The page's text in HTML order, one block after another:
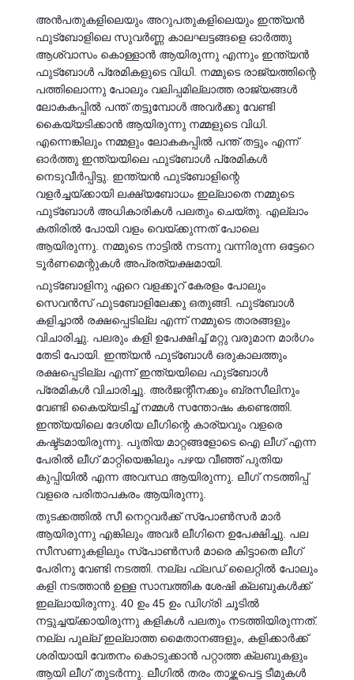
അൻപതുകളിലെയും അറുപതുകളിലെയും ഇന്ത്യൻ
ഫുട്‍ബോളിലെ സുവർണ്ണ കാലഘട്ടങ്ങളെ ഓർത്തു
ആശ്വാസം കൊള്ളാൻ ആയിരുന്നു എന്നും ഇന്ത്യൻ
ഫുട്‍ബോൾ പ്രേമികളുടെ വിധി. നമ്മുടെ രാജ്യത്തിന്റെ
പത്തിലൊന്നു പോലും വലിപ്പമില്ലാത്ത രാജ്യങ്ങൾ
ലോകകപ്പിൽ പന്ത് തട്ടുമ്പോൾ അവർക്കു വേണ്ടി
കൈയ്യടിക്കാൻ ആയിരുന്നു നമ്മളുടെ വിധി.
എന്നെങ്കിലും നമ്മളും ലോകകപ്പിൽ പന്ത് തട്ടും എന്ന്
ഓർത്തു ഇന്ത്യയിലെ ഫുട്‍ബോൾ പ്രേമികൾ
നെടുവീർപ്പിട്ടു. ഇന്ത്യൻ ഫുട്‍ബോളിന്റെ
വളർച്ചയ്ക്കായി ലക്ഷ്യബോധം ഇല്ലാതെ നമ്മുടെ
ഫുട്‍ബോൾ അധികാരികൾ പലതും ചെയ്തു. എല്ലാം
കതിരിൽ പോയി വളം വെയ്ക്കുന്നത് പോലെ
ആയിരുന്നു. നമ്മുടെ നാട്ടിൽ നടന്നു വന്നിരുന്ന ഒട്ടേറെ
ടൂർണമെന്റുകൾ അപ്രത്യക്ഷമായി.
ഫുട്‍ബോളിനു ഏറെ വളക്കൂറ് കേരളം പോലും
സെവൻസ് ഫുടബോളിലേക്കു ഒതുങ്ങി. ഫുട്‍ബോൾ
കളിച്ചാൽ രക്ഷപ്പെടില്ല എന്ന് നമ്മുടെ താരങ്ങളും
വിചാരിച്ചു. പലരും കളി ഉപേക്ഷിച്ച് മറ്റു വരുമാന മാർഗം
തേടി പോയി. ഇന്ത്യൻ ഫുട്‍ബോൾ ഒരുകാലത്തും
രക്ഷപ്പെടില്ല എന്ന് ഇന്ത്യയിലെ ഫുട്‍ബോൾ
പ്രേമികൾ വിചാരിച്ചു. അർജന്റീനക്കും ബ്രസീലിനും
വേണ്ടി കൈയ്യടിച്ച് നമ്മൾ സന്തോഷം കണ്ടെത്തി.
ഇന്ത്യയിലെ ദേശിയ ലീഗിന്റെ കാര്യവും വളരെ
കഷ്ട്ടമായിരുന്നു. പുതിയ മാറ്റങ്ങളോടെ ഐ ലീഗ് എന്ന
പേരിൽ ലീഗ് മാറ്റിയെങ്കിലും പഴയ വീഞ്ഞ് പുതിയ
കുപ്പിയിൽ എന്ന അവസ്ഥ ആയിരുന്നു. ലീഗ് നടത്തിപ്പ്
വളരെ പരിതാപകരം ആയിരുന്നു.
തുടക്കത്തിൽ സീ നെറ്റവർക്ക് സ്പോൺസർ മാർ
ആയിരുന്നു എങ്കിലും അവർ ലീഗിനെ ഉപേക്ഷിച്ചു. പല
സീസണുകളിലും സ്പോൺസർ മാരെ കിട്ടാതെ ലീഗ്
പേരിനു വേണ്ടി നടത്തി. നല്ല ഫ്ലഡ് ലൈറ്റിൽ പോലും
കളി നടത്താൻ ഉള്ള സാമ്പത്തിക ശേഷി ക്ലബുകൾക്ക്
ഇല്ലായിരുന്നു. 40 ഉം 45 ഉം ഡിഗ്രി ചൂടിൽ
നട്ടുച്ചയ്ക്കായിരുന്നു കളികൾ പലതും നടത്തിയിരുന്നത്.
നല്ല പുല്ല് ഇല്ലാത്ത മൈതാനങ്ങളും, കളിക്കാർക്ക്
ശരിയായി വേതനം കൊടുക്കാൻ പറ്റാത്ത ക്ലബുകളും
ആയി ലീഗ് തുടർന്നു. ലീഗിൽ തരം താഴ്ത്തപെട്ട ടീമുകൾ